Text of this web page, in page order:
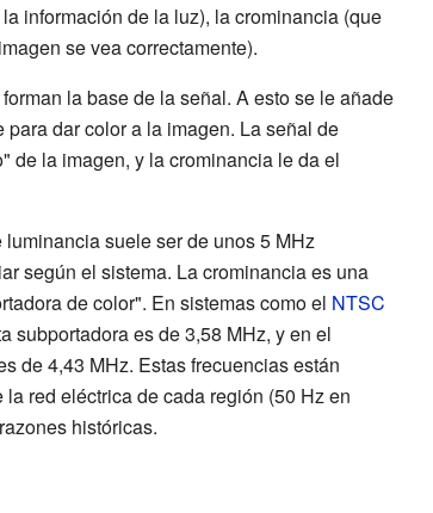
información de la luz), la crominancia (que
se vea correctamente).
la base de la señal. A esto se le añade
dar color a la imagen. La señal de
de la imagen, y la crominancia le da el
suele ser de unos 5 MHz
según el sistema. La crominancia es una
de color". En sistemas como el NTSC
subportadora es de 3,58 MHz, y en el
de 4,43 MHz. Estas frecuencias están
red eléctrica de cada región (50 Hz en
históricas.